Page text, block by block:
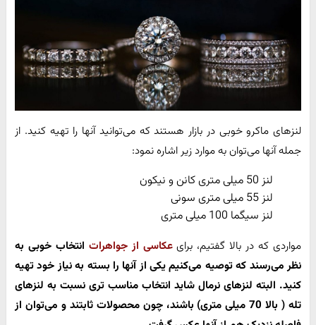
لنزهای ماکرو خوبی در بازار هستند که می‌توانید آنها را تهیه کنید. از
جمله آنها می‌توان به موارد زیر اشاره نمود:
لنز 50 میلی متری کانن و نیکون
لنز 55 میلی متری سونی
لنز سیگما 100 میلی متری
مواردی که در بالا گفتیم، برایعکاسی از جواهرات انتخاب خوبی به
نظر می‌رسند که توصیه می‌کنیم یکی از آنها را بسته به نیاز خود تهیه
کنید. البته لنزهای نرمال شاید انتخاب مناسب تری نسبت به لنزهای
تله ( بالا 70 میلی متری) باشند، چون محصولات ثابتند و می‌توان از